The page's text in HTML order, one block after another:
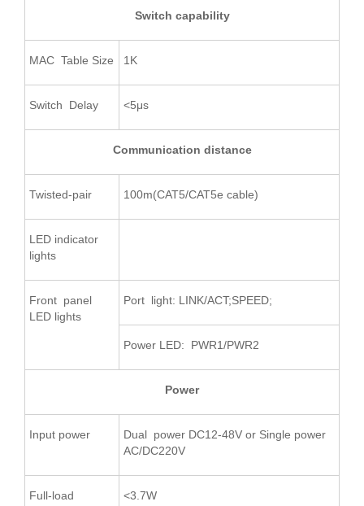
Switch capability
MAC Table Size 1K
Switch Delay <5μs
Communication distance
Twisted-pair 100m(CAT5/CAT5e cable)
LED indicator
lights
Front panel
LED lights
Port light: LINK/ACT;SPEED;
Power LED: PWR1/PWR2
Power
Input power
Dual power DC12-48V or Single power
AC/DC220V
Full-load
<3.7W